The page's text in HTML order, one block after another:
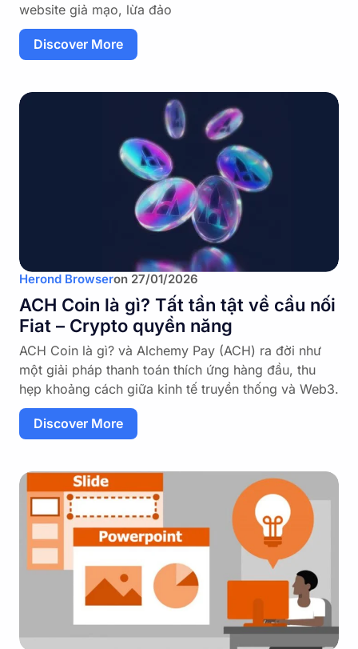
website giả mạo, lừa đảo
Discover More
Herond Browseron 27/01/2026
ACH Coin là gì? Tất tần tật về cầu nối
Fiat – Crypto quyền năng
ACH Coin là gì? và Alchemy Pay (ACH) ra đời như
một giải pháp thanh toán thích ứng hàng đầu, thu
hẹp khoảng cách giữa kinh tế truyền thống và Web3.
Discover More